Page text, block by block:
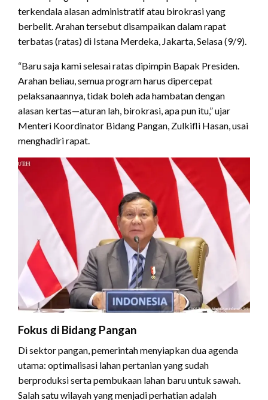
terkendala alasan administratif atau birokrasi yang
berbelit. Arahan tersebut disampaikan dalam rapat
terbatas (ratas) di Istana Merdeka, Jakarta, Selasa (9/9).
“Baru saja kami selesai ratas dipimpin Bapak Presiden.
Arahan beliau, semua program harus dipercepat
pelaksanaannya, tidak boleh ada hambatan dengan
alasan kertas—aturan lah, birokrasi, apa pun itu,” ujar
Menteri Koordinator Bidang Pangan, Zulkifli Hasan, usai
menghadiri rapat.
Fokus di Bidang Pangan
Di sektor pangan, pemerintah menyiapkan dua agenda
utama: optimalisasi lahan pertanian yang sudah
berproduksi serta pembukaan lahan baru untuk sawah.
Salah satu wilayah yang menjadi perhatian adalah